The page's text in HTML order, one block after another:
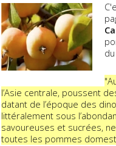
l’Asie centrale, poussent
datant de l’époque des
littéralement sous
savoureuses et sucrées,
toutes les pommes